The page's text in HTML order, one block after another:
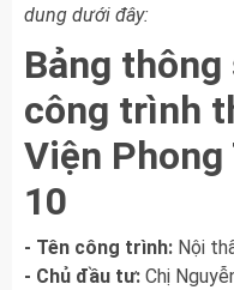
dung dưới đây:
Bảng
công trình
Viện
10
- Tên công trình: Nội
- Chủ đầu tư: Chị